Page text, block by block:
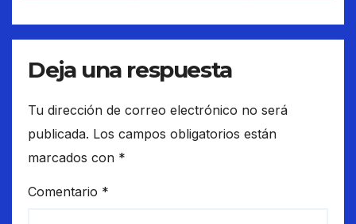
Deja una respuesta
Tu dirección de correo electrónico no será
publicada. Los campos obligatorios están
marcados con *
Comentario *